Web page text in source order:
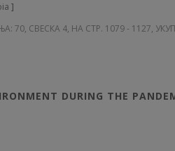
]
70, СВЕСКА 4, НА СТР. 1079 - 1127,
DURING THE